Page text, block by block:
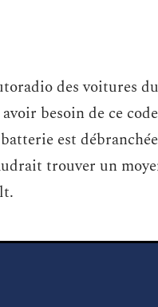
des voitures du
besoin de ce
est
trouver un